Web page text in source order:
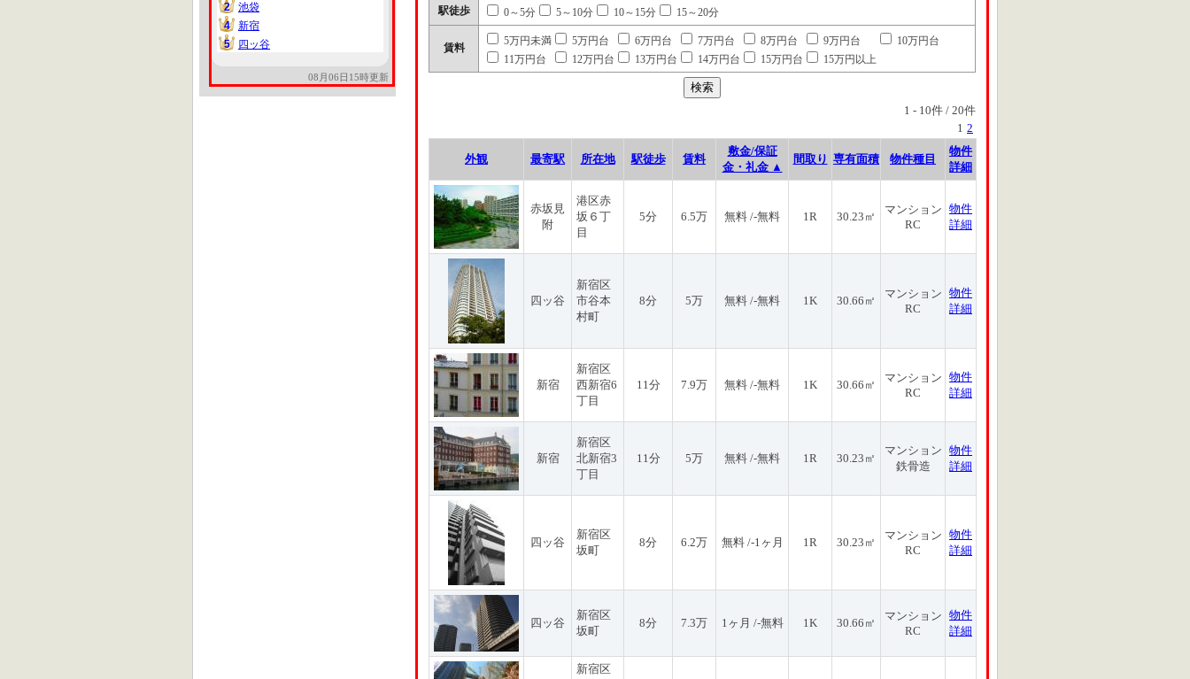
2
2
池袋
4
4
新宿
5
5 四ッ谷
08月06日15時更新
駅徒歩 0～5分 5～10分 10～15分 15～20分
賃料
5万円未満 5万円台 6万円台 7万円台 8万円台 9万円台
10万円台
11万円台
12万円台 13万円台 14万円台 15万円台 15万円以上
1 - 10件 / 20件
1 2
外観 最寄駅 所在地 駅徒歩 賃料
敷金/保証
金・礼金 ▲
間取り 専有面積 物件種目
物件
詳細
赤坂見
附
港区赤
坂６丁
目
5分 6.5万 無料 /-無料 1R 30.23㎡
マンション
RC
物件
詳細
四ッ谷
新宿区
市谷本
村町
8分 5万 無料 /-無料 1K 30.66㎡
マンション
RC
物件
詳細
新宿
新宿区
西新宿6
丁目
11分 7.9万 無料 /-無料 1K 30.66㎡
マンション
RC
物件
詳細
新宿
新宿区
北新宿3
丁目
11分 5万 無料 /-無料 1R 30.23㎡
マンション
鉄骨造
物件
詳細
四ッ谷
新宿区
坂町
8分 6.2万 無料 /-1ヶ月 1R 30.23㎡
マンション
RC
物件
詳細
四ッ谷
新宿区
坂町
8分 7.3万 1ヶ月 /-無料 1K 30.66㎡
マンション
RC
物件
詳細
新宿区